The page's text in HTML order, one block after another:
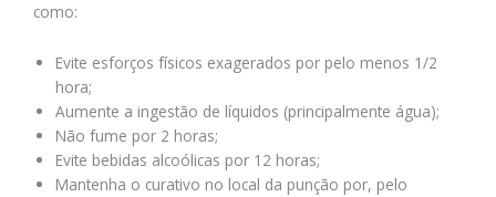
como:
Evite esforços físicos exagerados por pelo menos 1/2
hora;
Aumente a ingestão de líquidos (principalmente água);
Não fume por 2 horas;
Evite bebidas alcoólicas por 12 horas;
Mantenha o curativo no local da punção por, pelo